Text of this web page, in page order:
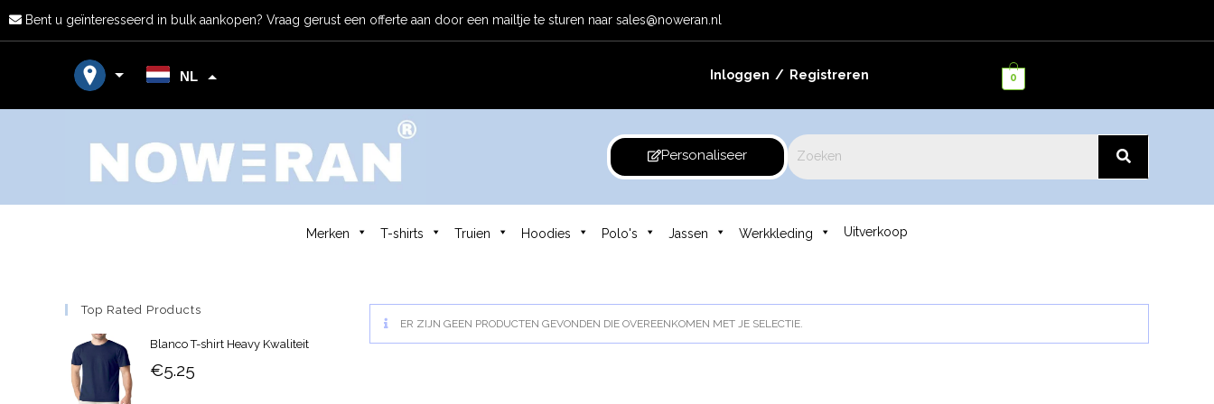
Bent u geïnteresseerd in bulk aankopen? Vraag gerust een offerte aan door een mailtje te sturen naar sales@noweran.nl
NL Inloggen / Registreren 0
Personaliseer
Merken T-shirts Truien Hoodies Polo's Jassen Werkkleding Uitverkoop
ER ZIJN GEEN PRODUCTEN GEVONDEN DIE OVEREENKOMEN MET JE SELECTIE.
Top Rated Products
Blanco T-shirt Heavy Kwaliteit
€5.25